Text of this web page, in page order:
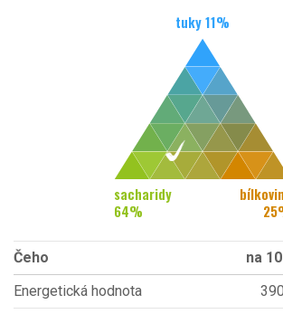
tuky11%
sacharidy
64%
25
Čeho na
Energetická hodnota